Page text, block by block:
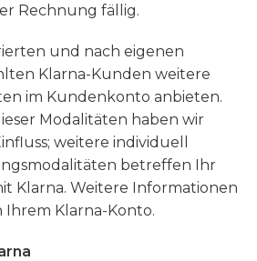
Rechnung fällig.
und nach eigenen
Klarna-Kunden weitere
im Kundenkonto anbieten.
Modalitäten haben wir
weitere individuell
betreffen Ihr
Klarna. Weitere Informationen
Ihrem Klarna-Konto.